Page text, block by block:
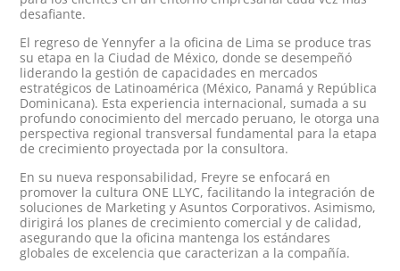
desafiante.
El regreso de Yennyfer a la oficina de Lima se produce tras
su etapa en la Ciudad de México, donde se desempeñó
liderando la gestión de capacidades en mercados
estratégicos de Latinoamérica (México, Panamá y República
Dominicana). Esta experiencia internacional, sumada a su
profundo conocimiento del mercado peruano, le otorga una
perspectiva regional transversal fundamental para la etapa
de crecimiento proyectada por la consultora.
En su nueva responsabilidad, Freyre se enfocará en
promover la cultura ONE LLYC, facilitando la integración de
soluciones de Marketing y Asuntos Corporativos. Asimismo,
dirigirá los planes de crecimiento comercial y de calidad,
asegurando que la oficina mantenga los estándares
globales de excelencia que caracterizan a la compañía.